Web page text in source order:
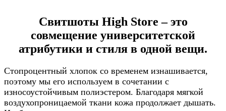
Свитшоты High Store – это
совмещение университетской
атрибутики и стиля в одной вещи.
Стопроцентный хлопок со временем изнашивается,
поэтому мы его используем в сочетании с
износоустойчивым полиэстером. Благодаря мягкой
воздухопроницаемой ткани кожа продолжает дышать.